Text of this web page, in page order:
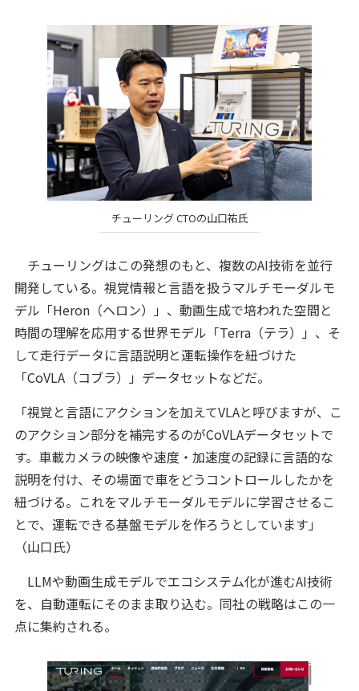
チューリング CTOの山口祐氏
チューリングはこの発想のもと、複数のAI技術を並行
開発している。視覚情報と言語を扱うマルチモーダルモ
デル「Heron（ヘロン）」、動画生成で培われた空間と
時間の理解を応用する世界モデル「Terra（テラ）」、そ
して走行データに言語説明と運転操作を紐づけた
「CoVLA（コブラ）」データセットなどだ。
「視覚と言語にアクションを加えてVLAと呼びますが、こ
のアクション部分を補完するのがCoVLAデータセットで
す。車載カメラの映像や速度・加速度の記録に言語的な
説明を付け、その場面で車をどうコントロールしたかを
紐づける。これをマルチモーダルモデルに学習させるこ
とで、運転できる基盤モデルを作ろうとしています」
（山口氏）
LLMや動画生成モデルでエコシステム化が進むAI技術
を、自動運転にそのまま取り込む。同社の戦略はこの一
点に集約される。